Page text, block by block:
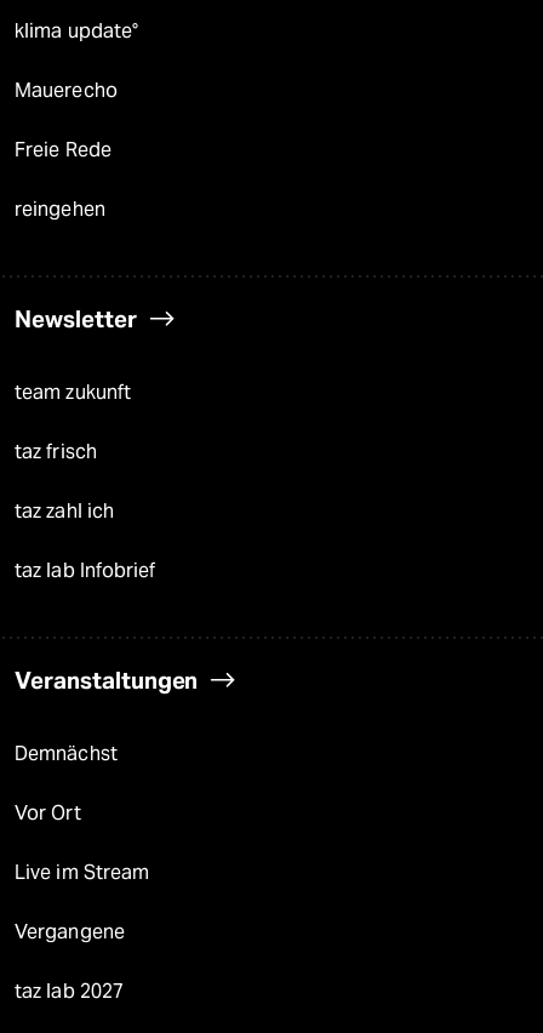
klima update°
Mauerecho
Freie Rede
reingehen
Newsletter
team zukunft
taz frisch
taz zahl ich
taz lab Infobrief
Veranstaltungen
Demnächst
Vor Ort
Live im Stream
Vergangene
taz lab 2027